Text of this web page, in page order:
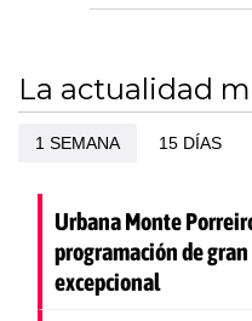
La actualidad
1 SEMANA 15 DÍAS
Urbana Monte
programación de
excepcional